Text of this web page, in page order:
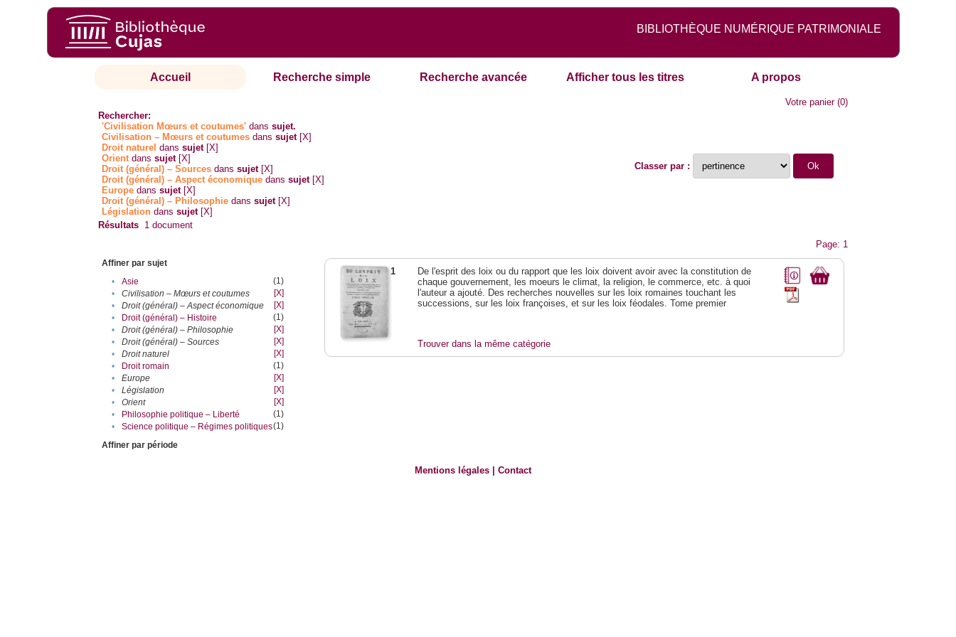
BIBLIOTHÈQUE NUMÉRIQUE PATRIMONIALE
Accueil Recherche simple Recherche avancée Afficher tous les titres A propos
Votre panier(0)
Rechercher:
'Civilisation Mœurs et coutumes' danssujet.
Civilisation – Mœurs et coutumes danssujet [X]
Droit naturel danssujet [X]
Orientdanssujet [X]
Droit (général) – Sources danssujet [X]
Droit (général) – Aspect économique danssujet [X]
Europe danssujet [X]
Droit (général) – Philosophie danssujet [X]
Législation danssujet [X]
Classer par :
Résultats 1 document
Page: 1
Affiner par sujet
•
Asie
(1)
•
Civilisation – Mœurs et coutumes
[X]
•
Droit (général) – Aspect économique
[X]
•
Droit (général) – Histoire
(1)
•
Droit (général) – Philosophie
[X]
•
Droit (général) – Sources
[X]
•
Droit naturel
[X]
•
Droit romain
(1)
•
Europe
[X]
•
Législation
[X]
•
Orient
[X]
•
Philosophie politique – Liberté
(1)
•
Science politique – Régimes politiques(1)
Affiner par période
1
De l'esprit des loix ou du rapport que les loix doivent avoir avec la constitution de
chaque gouvernement, les moeurs le climat, la religion, le commerce, etc. à quoi
l'auteur a ajouté. Des recherches nouvelles sur les loix romaines touchant les
successions, sur les loix françoises, et sur les loix féodales. Tome premier
Trouver dans la même catégorie
Mentions légales |Contact